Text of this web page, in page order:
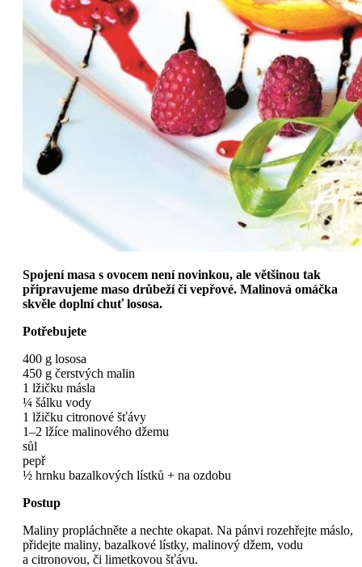
Spojení masa s ovocem není novinkou, ale většinou tak
připravujeme maso drůbeží či vepřové. Malinová omáčka
skvěle doplní chuť lososa.
Potřebujete
400 g lososa
450 g čerstvých malin
1 lžičku másla
¼ šálku vody
1 lžičku citronové šťávy
1–2 lžíce malinového džemu
sůl
pepř
½ hrnku bazalkových lístků + na ozdobu
Postup
Maliny propláchněte a nechte okapat. Na pánvi rozehřejte máslo,
přidejte maliny, bazalkové lístky, malinový džem, vodu
a citronovou, či limetkovou šťávu.